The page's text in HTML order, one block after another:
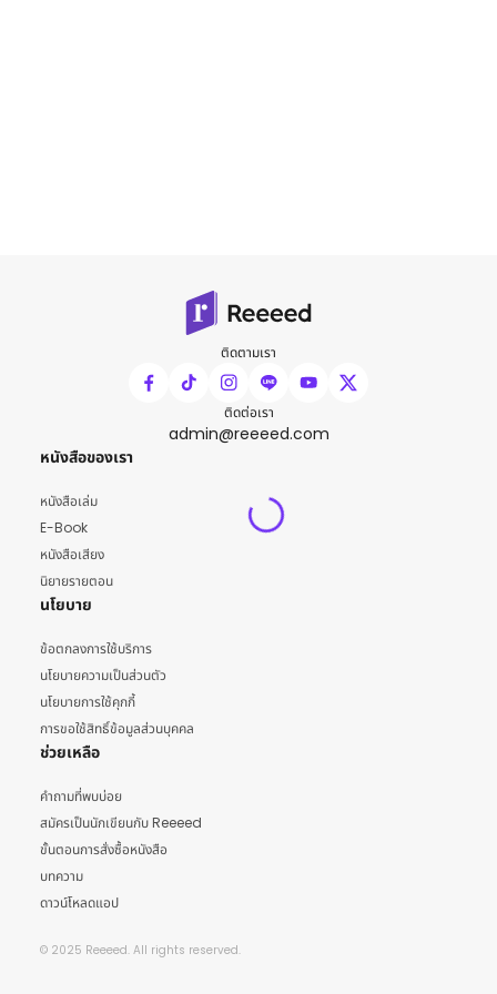
ติดตามเรา
ติดต่อเรา
admin@reeeed.com
หนังสือของเรา
หนังสือเล่ม
E-Book
หนังสือเสียง
นิยายรายตอน
นโยบาย
ข้อตกลงการใช้บริการ
นโยบายความเป็นส่วนตัว
นโยบายการใช้คุกกี้
การขอใช้สิทธิ์ข้อมูลส่วนบุคคล
ช่วยเหลือ
คำถามที่พบบ่อย
สมัครเป็นนักเขียนกับ Reeeed
ขั้นตอนการสั่งซื้อหนังสือ
บทความ
ดาวน์โหลดแอป
© 2025 Reeeed. All rights reserved.